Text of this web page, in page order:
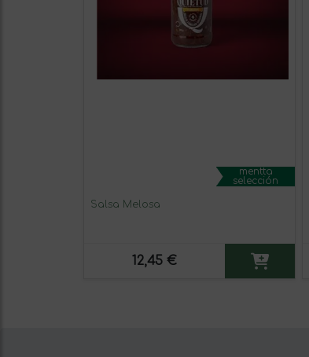
mentta
selección
Salsa Melosa
12,45 €